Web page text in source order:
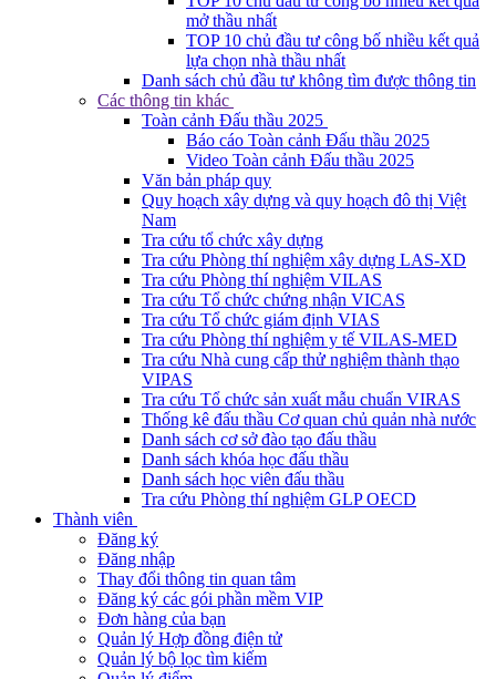
mở thầu nhất
TOP 10 chủ đầu tư công bố nhiều kết quả
lựa chọn nhà thầu nhất
Danh sách chủ đầu tư không tìm được thông tin
Các thông tin khác
Toàn cảnh Đấu thầu 2025
Báo cáo Toàn cảnh Đấu thầu 2025
Video Toàn cảnh Đấu thầu 2025
Văn bản pháp quy
Quy hoạch xây dựng và quy hoạch đô thị Việt
Nam
Tra cứu tổ chức xây dựng
Tra cứu Phòng thí nghiệm xây dựng LAS-XD
Tra cứu Phòng thí nghiệm VILAS
Tra cứu Tổ chức chứng nhận VICAS
Tra cứu Tổ chức giám định VIAS
Tra cứu Phòng thí nghiệm y tế VILAS-MED
Tra cứu Nhà cung cấp thử nghiệm thành thạo
VIPAS
Tra cứu Tổ chức sản xuất mẫu chuẩn VIRAS
Thống kê đấu thầu Cơ quan chủ quản nhà nước
Danh sách cơ sở đào tạo đấu thầu
Danh sách khóa học đấu thầu
Danh sách học viên đấu thầu
Tra cứu Phòng thí nghiệm GLP OECD
Thành viên
Đăng ký
Đăng nhập
Thay đổi thông tin quan tâm
Đăng ký các gói phần mềm VIP
Đơn hàng của bạn
Quản lý Hợp đồng điện tử
Quản lý bộ lọc tìm kiếm